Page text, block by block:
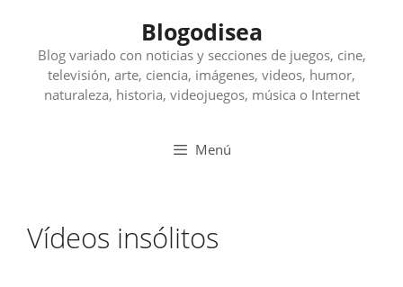
contenido
Blogodisea
Blog variado con noticias y secciones de juegos, cine,
televisión, arte, ciencia, imágenes, videos, humor,
naturaleza, historia, videojuegos, música o Internet
Menú
Vídeos insólitos